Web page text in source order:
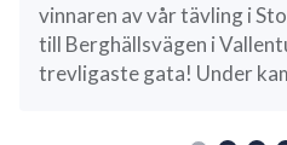
vinnaren av vår tävling i
till Berghällsvägen i
trevligaste gata! Under